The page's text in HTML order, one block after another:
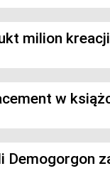
milion kreacji
w
Demogorgon